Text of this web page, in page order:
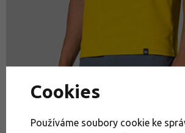
Cookies
Používáme soubory cookie ke